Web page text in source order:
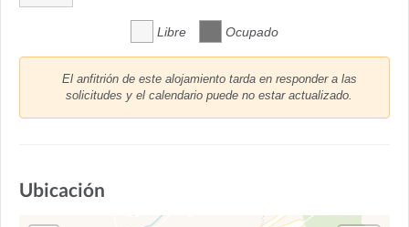
Libre Ocupado
El anfitrión de este alojamiento tarda en responder a las
solicitudes y el calendario puede no estar actualizado.
Ubicación